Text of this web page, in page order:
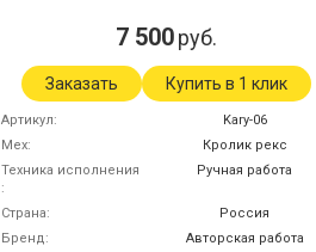
7 500 руб.
Заказать Купить в 1 клик
Артикул
Kary-06
Мех
Кролик рекс
Техника исполнения
Ручная работа
Страна
Россия
Бренд
Авторская работа